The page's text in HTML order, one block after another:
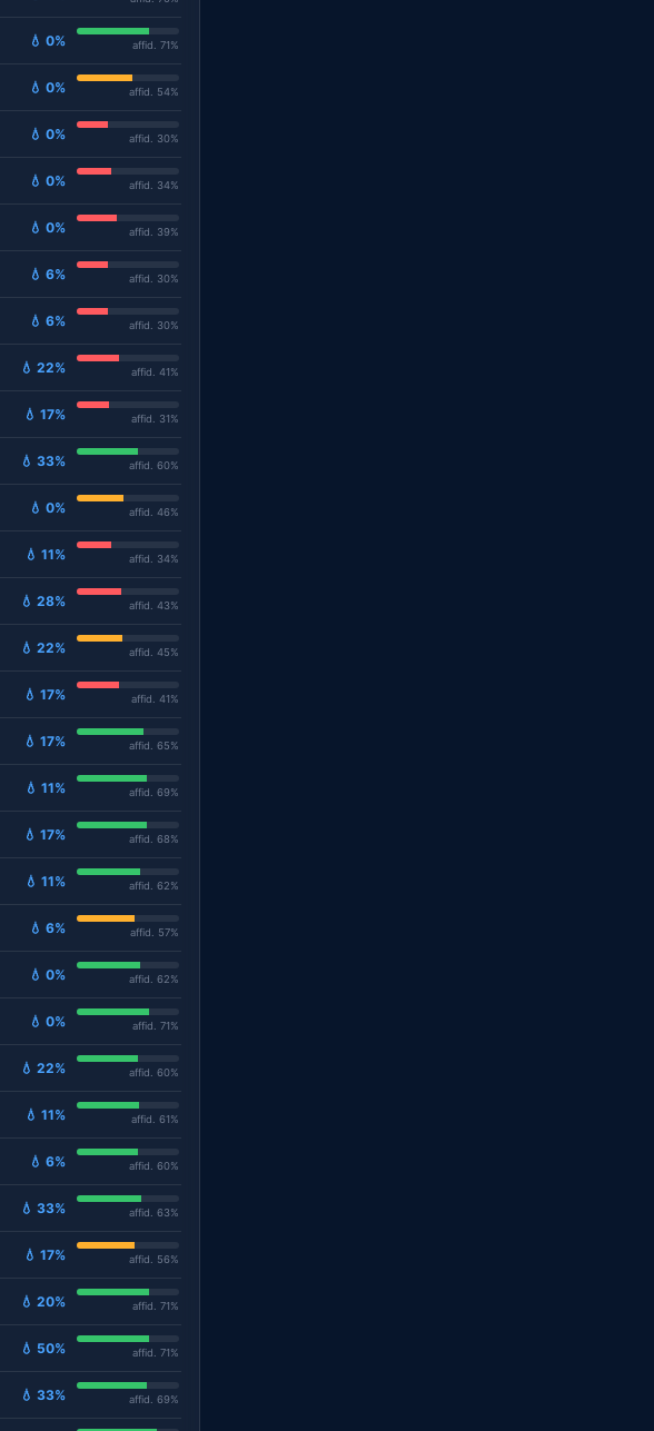
💧 0% affid. 71%
💧 0% affid. 54%
💧 0% affid. 30%
💧 0% affid. 34%
💧 0% affid. 39%
💧 6% affid. 30%
💧 6% affid. 30%
💧 22% affid. 41%
💧 17% affid. 31%
💧 33% affid. 60%
💧 0% affid. 46%
💧 11% affid. 34%
💧 28% affid. 43%
💧 22% affid. 45%
💧 17% affid. 41%
💧 17% affid. 65%
💧 11% affid. 69%
💧 17% affid. 68%
💧 11% affid. 62%
💧 6% affid. 57%
💧 0% affid. 62%
💧 0% affid. 71%
💧 22% affid. 60%
💧 11% affid. 61%
💧 6% affid. 60%
💧 33% affid. 63%
💧 17% affid. 56%
💧 20% affid. 71%
💧 50% affid. 71%
💧 33% affid. 69%